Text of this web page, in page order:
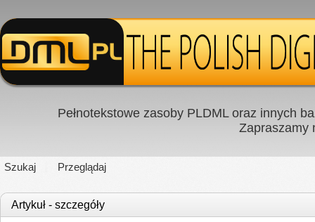
Pełnotekstowe zasoby PLDML oraz innych
Zapraszamy
Szukaj Przeglądaj
Artykuł - szczegóły